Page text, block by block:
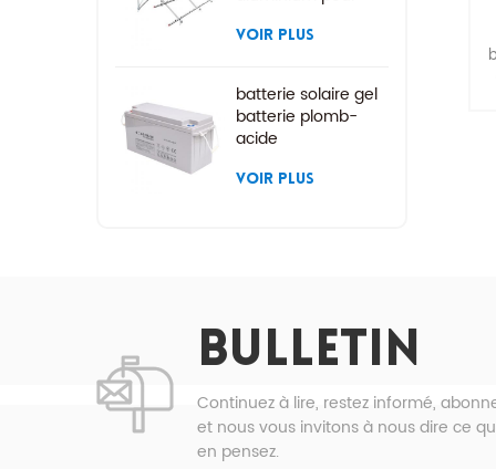
montage au sol
VOIR PLUS
batterie solaire gel
batterie plomb-
acide
VOIR PLUS
BULLETIN
Continuez à lire, restez informé,
et nous vous invitons à nous dire ce
en pensez.